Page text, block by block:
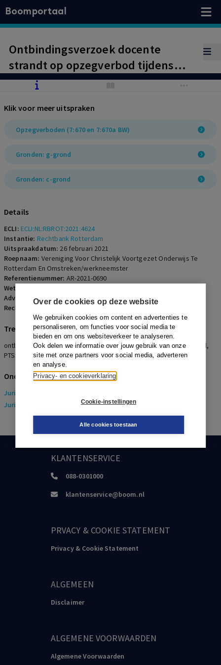
Over de cookies op deze website
We gebruiken cookies om content en advertenties te
personaliseren, om functies voor social media te
bieden en om ons websiteverkeer te analyseren.
Ook delen we informatie over jouw gebruik van onze
site met onze partners voor social media, adverteren
en analyse.
Privacy- en cookieverklaring
Cookie-instellingen
Alle cookies toestaan
Boomportaal
Ontbindingsverzoek docente
strandt op opzegverbod tijdens
ziekte. Geen sprake van
onder a en b BW.
Klik voor meer uitspraken
Opzegverboden (7:670 en 7:670a BW)
Gronden: g-grond
Gronden: c-grond
Details
ECLI: ECLI:NL:RBROT:2021:4624
Instantie: Rechtbank Rotterdam
Uitspraakdatum: 26 februari 2021
Roepnaam: Vereniging Voor Christelijk Voortgezet Onderwijs Te
Rotterdam En Omstreken/werkneemster
Referentienummer: AR-2021-0690
Wetsartikelen:
Advocaten:H.L.A. Ko, F.H. Buvelot en R. de Vos
Rechters:
Trefwoorden
ontbindingsverzoek, opzegverbod, ziekte, arbeidsongeschiktheid,
PTSS, uitzonderingen opzegverbod
Onderwerpen
Juridisch
Juridisch
> Sociaal Zekerheidsrecht
KLANTENSERVICE
088-0301000
klantenservice@boom.nl
PRVACY & COOKIE STATEMENT
Privacy & Cookie Statement
ALGEMEEN
Disclaimer
ALGEMENE VOORWAARDEN
Algemene Voorwaarden